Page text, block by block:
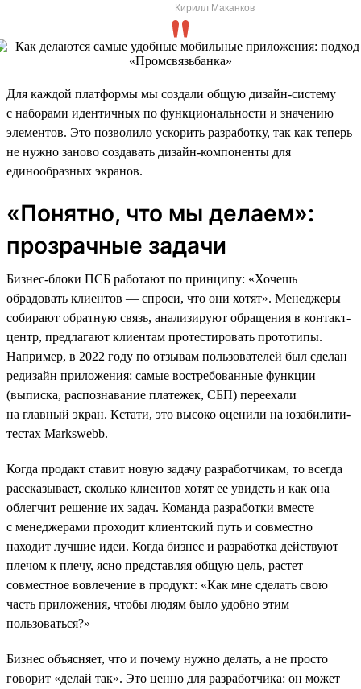
Кирилл Маканков
Для каждой платформы мы создали общую дизайн-систему
с наборами идентичных по функциональности и значению
элементов. Это позволило ускорить разработку, так как теперь
не нужно заново создавать дизайн-компоненты для
единообразных экранов.
«Понятно, что мы делаем»:
прозрачные задачи
Бизнес-блоки ПСБ работают по принципу: «Хочешь
обрадовать клиентов — спроси, что они хотят». Менеджеры
собирают обратную связь, анализируют обращения в контакт-
центр, предлагают клиентам протестировать прототипы.
Например, в 2022 году по отзывам пользователей был сделан
редизайн приложения: самые востребованные функции
(выписка, распознавание платежек, СБП) переехали
на главный экран. Кстати, это высоко оценили на юзабилити-
тестах Markswebb.
Когда продакт ставит новую задачу разработчикам, то всегда
рассказывает, сколько клиентов хотят ее увидеть и как она
облегчит решение их задач. Команда разработки вместе
с менеджерами проходит клиентский путь и совместно
находит лучшие идеи. Когда бизнес и разработка действуют
плечом к плечу, ясно представляя общую цель, растет
совместное вовлечение в продукт: «Как мне сделать свою
часть приложения, чтобы людям было удобно этим
пользоваться?»
Бизнес объясняет, что и почему нужно делать, а не просто
говорит «делай так». Это ценно для разработчика: он может